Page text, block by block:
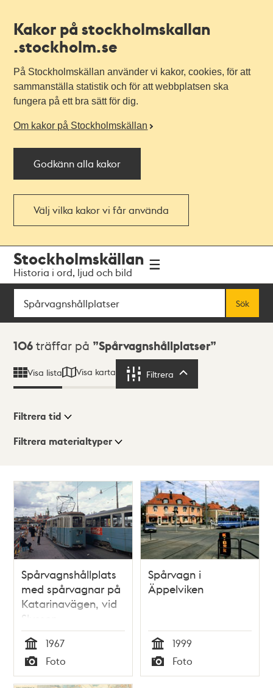
Kakor på stockholmskallan
.stockholm.se
På Stockholmskällan använder vi kakor, cookies, för att
sammanställa statistik och för att webbplatsen ska
fungera på ett bra sätt för dig.
Om kakor på Stockholmskällan
Godkänn alla kakor
Välj vilka kakor vi får använda
navigationen
huvudinnehållet
Stockholmskällan
Historia i ord, ljud och bild
Sök
Sök
Sökresultat
106 träffar på Spårvagnshållplatser
Visa lista Visa karta Filtrera
Visningsläge
Lista
Karta
Filtrera tid
Filtrera materialtyper
106träffar
Spårvagnshållplats
med spårvagnar på
Katarinavägen, vid
Slussen
Tid
1967
Typ
Foto
Spårvagn i
Äppelviken
Tid
1999
Typ
Foto